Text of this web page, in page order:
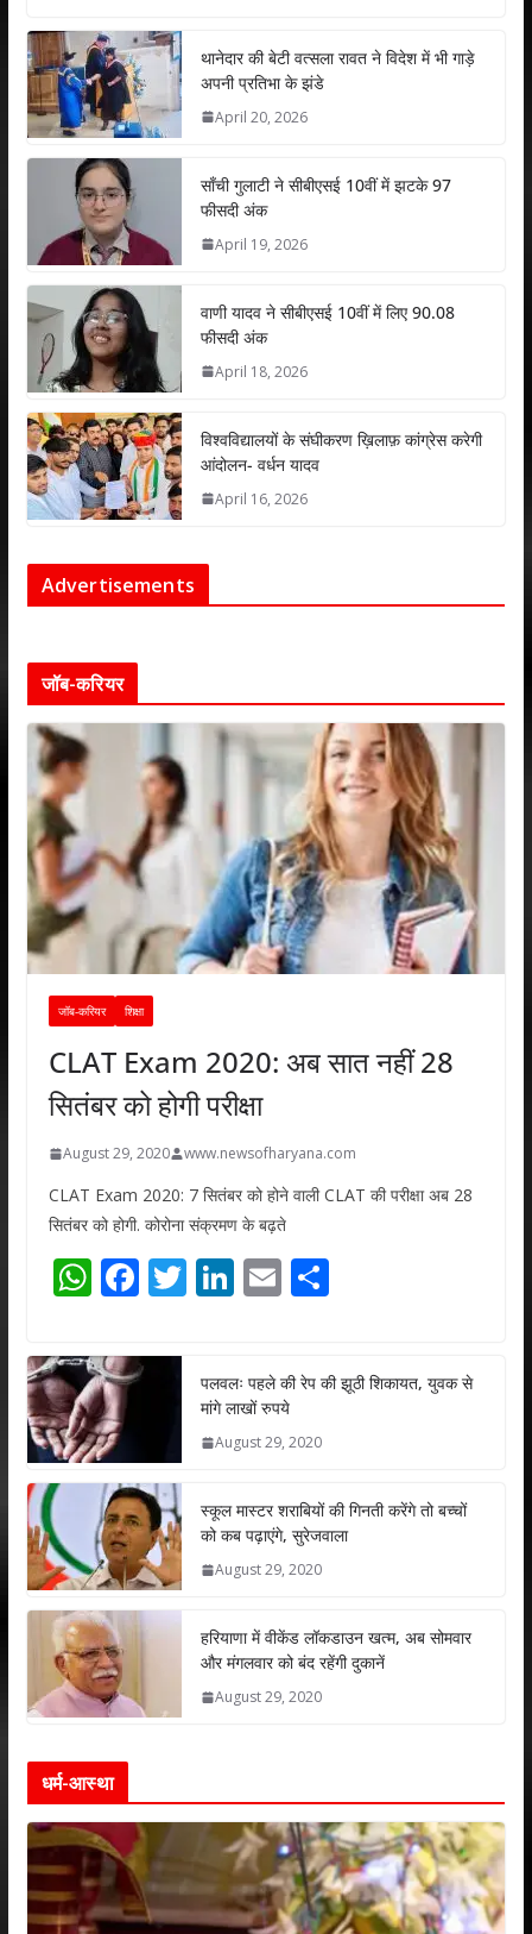
at
s
A
p
p
e
b
o
o
er e
dI
l e
थानेदार की बेटी वत्सला रावत ने विदेश में भी गाड़े
अपनी प्रतिभा के झंडे
April 20, 2026
साँची गुलाटी ने सीबीएसई 10वीं में झटके 97
फीसदी अंक
April 19, 2026
वाणी यादव ने सीबीएसई 10वीं में लिए 90.08
फीसदी अंक
April 18, 2026
विश्वविद्यालयों के संघीकरण ख़िलाफ़ कांग्रेस करेगी
आंदोलन- वर्धन यादव
April 16, 2026
Advertisements
जॉब-करियर
जॉब-करियर शिक्षा
CLAT Exam 2020: अब सात नहीं 28
सितंबर को होगी परीक्षा
August 29, 2020 www.newsofharyana.com
CLAT Exam 2020: 7 सितंबर को होने वाली CLAT की परीक्षा अब 28
सितंबर को होगी. कोरोना संक्रमण के बढ़ते
W
at
s
A
p
p
F
e
b
o
k
T
er
Li
e
dI
n
E
l
S
e
पलवलः पहले की रेप की झूठी शिकायत, युवक से
मांगे लाखों रुपये
August 29, 2020
स्कूल मास्टर शराबियों की गिनती करेंगे तो बच्चों
को कब पढ़ाएंगे, सुरेजवाला
August 29, 2020
हरियाणा में वीकेंड लॉकडाउन खत्म, अब सोमवार
और मंगलवार को बंद रहेंगी दुकानें
August 29, 2020
धर्म-आस्था